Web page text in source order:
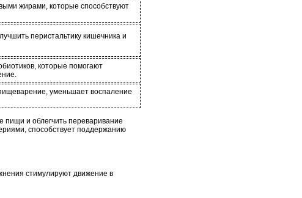
жирами, которые способствуют
перистальтику кишечника и
которые помогают
уменьшает воспаление
пищи и облегчить переваривание
способствует поддержанию
стимулируют движение в